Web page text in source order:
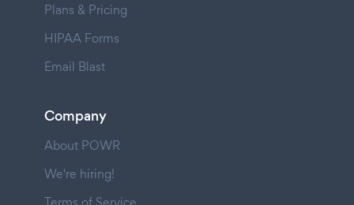
Plans & Pricing
HIPAA Forms
Email Blast
Company
About POWR
We're hiring!